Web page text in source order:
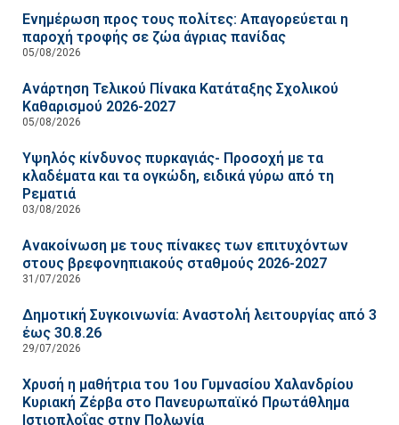
Ενημέρωση προς τους πολίτες: Απαγορεύεται η
παροχή τροφής σε ζώα άγριας πανίδας
05/08/2026
Ανάρτηση Τελικού Πίνακα Κατάταξης Σχολικού
Καθαρισμού 2026-2027
05/08/2026
Υψηλός κίνδυνος πυρκαγιάς- Προσοχή με τα
κλαδέματα και τα ογκώδη, ειδικά γύρω από τη
Ρεματιά
03/08/2026
Ανακοίνωση με τους πίνακες των επιτυχόντων
στους βρεφονηπιακούς σταθμούς 2026-2027
31/07/2026
Δημοτική Συγκοινωνία: Αναστολή λειτουργίας από 3
έως 30.8.26
29/07/2026
Χρυσή η μαθήτρια του 1ου Γυμνασίου Χαλανδρίου
Κυριακή Ζέρβα στο Πανευρωπαϊκό Πρωτάθλημα
Ιστιοπλοΐας στην Πολωνία